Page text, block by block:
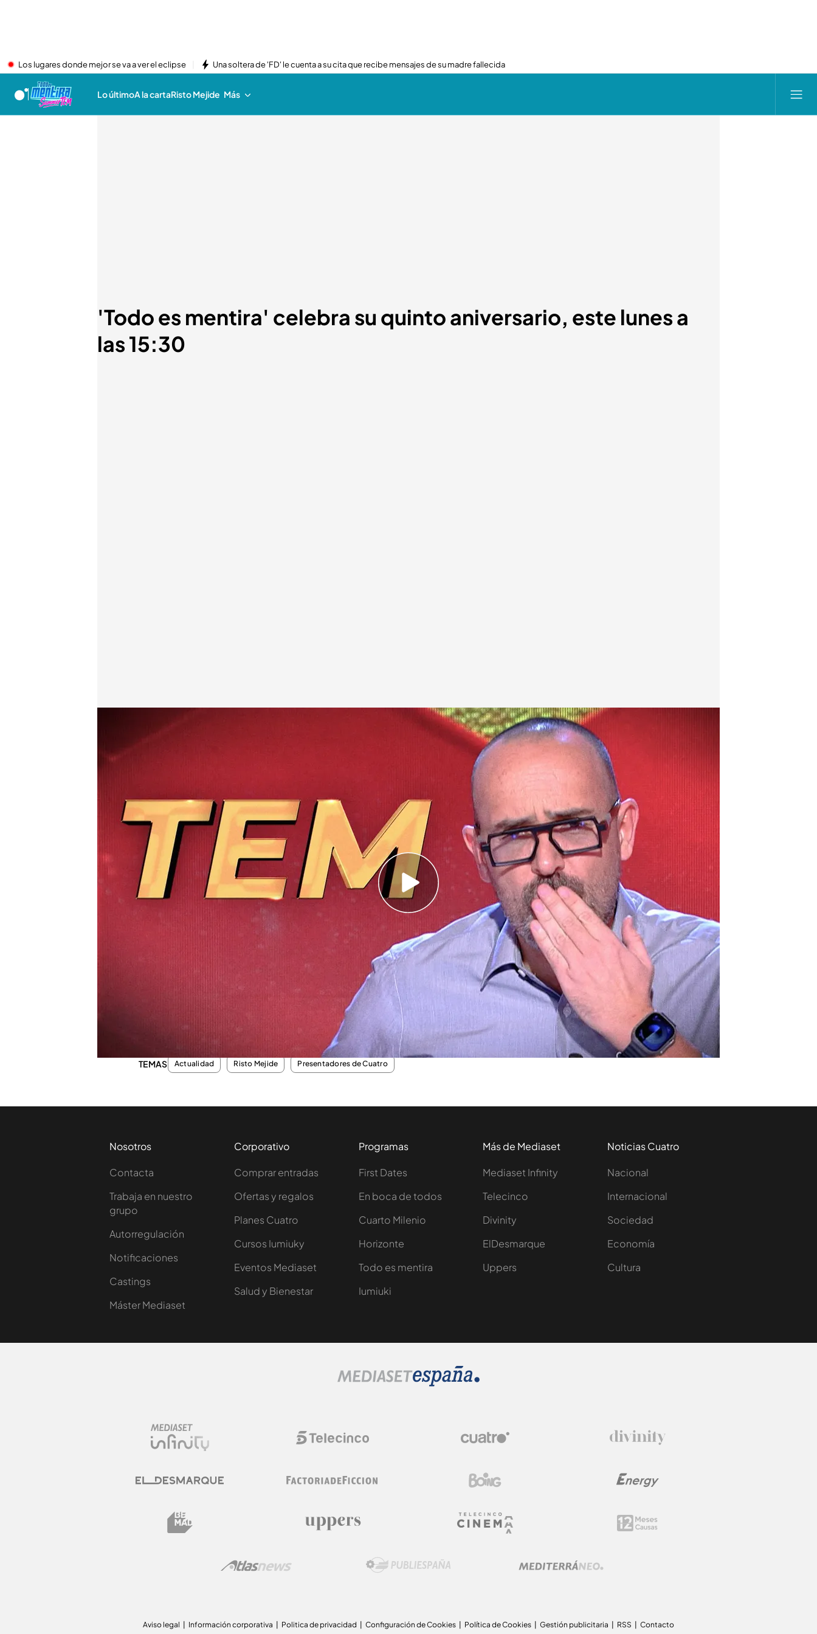
Los lugares donde mejor se va a ver el eclipse Una soltera de 'FD' le cuenta a su cita que recibe mensajes de su madre fallecida
Lo últimoA la cartaRisto Mejide Más
'Todo es mentira' celebra su quinto aniversario, este lunes a
las 15:30
Todo es mentira
Compartir
En 2019, ‘Todo es mentira’ llegaba a las casas de todos los espectadores
con la promesa de convertirse en el azote de las ‘fake news’ y lleva
desmontando mentiras y descubriendo verdades desde entonces.
Pese a las críticas a las que tuvo en sus inicios, el programa de Risto Mejide
sigue resistiendo y ha conseguido cumplir un lustro. Este lunes 8 de enero,
los colaboradores del espacio de Cuatro celebran que han llegado a los
cinco años con el lema: “Si nosotros pudimos remontarlo, cualquiera
TEMAS Actualidad Risto Mejide Presentadores de Cuatro
Nosotros
Contacta
Trabaja en nuestro
grupo
Autorregulación
Notificaciones
Castings
Máster Mediaset
Corporativo
Comprar entradas
Ofertas y regalos
Planes Cuatro
Cursos Iumiuky
Eventos Mediaset
Salud y Bienestar
Programas
First Dates
En boca de todos
Cuarto Milenio
Horizonte
Todo es mentira
Iumiuki
Más de Mediaset
Mediaset Infinity
Telecinco
Divinity
ElDesmarque
Uppers
Noticias Cuatro
Nacional
Internacional
Sociedad
Economía
Cultura
Aviso legal Información corporativa Politica de privacidad Configuración de Cookies Política de Cookies Gestión publicitaria RSS Contacto